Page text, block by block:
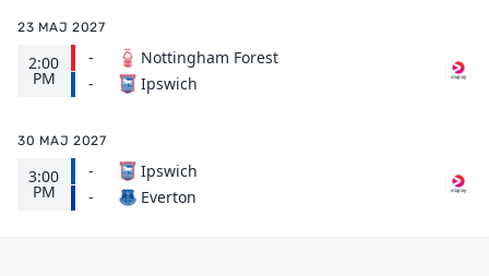
23 MAJ 2027
2:00
PM
-
-
Nottingham Forest
Ipswich
30 MAJ 2027
3:00
PM
-
-
Ipswich
Everton